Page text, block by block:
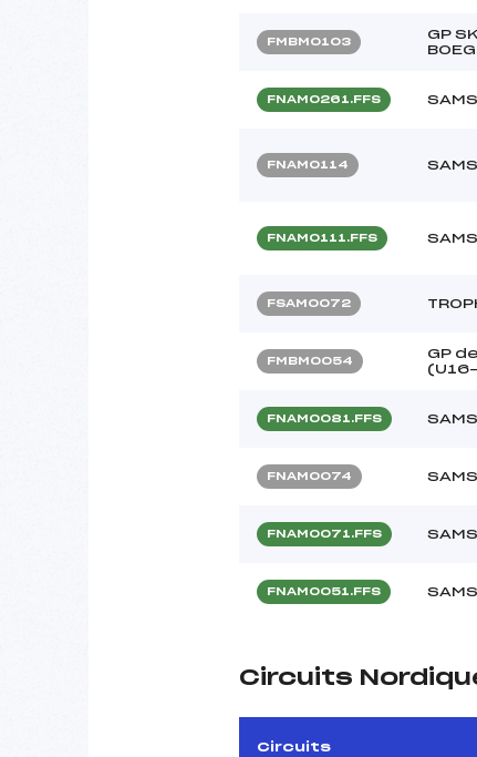
FMBM0103
GP
FNAM0261.FFS
FNAM0114
FNAM0111.FFS
FSAM0072
FMBM0054
GP
FNAM0081.FFS
FNAM0074
FNAM0071.FFS
FNAM0051.FFS
Circuits
Circuits